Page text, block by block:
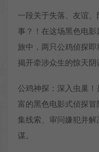
一段关于失落、友谊
事？！在这场黑色电
旅中，两只公鸡侦探即
揭开牵涉众生的惊天阴
公鸡神探：深入虫巢
富的黑色电影式侦探
集线索、审问嫌犯并
谋。